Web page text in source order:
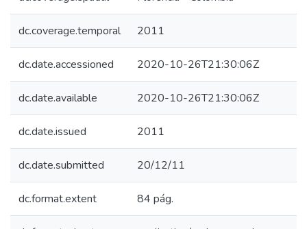
dc.coverage.temporal 2011
dc.date.accessioned 2020-10-26T21:30:06Z
dc.date.available 2020-10-26T21:30:06Z
dc.date.issued 2011
dc.date.submitted 20/12/11
dc.format.extent 84 pág.